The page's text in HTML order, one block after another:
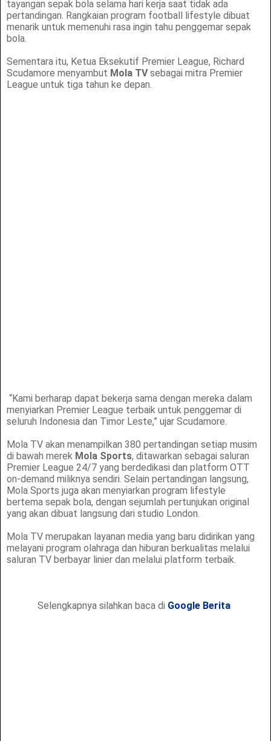
tayangan sepak bola selama hari kerja saat tidak ada
pertandingan. Rangkaian program football lifestyle dibuat
menarik untuk memenuhi rasa ingin tahu penggemar sepak
bola.
Sementara itu, Ketua Eksekutif Premier League, Richard
Scudamore menyambut Mola TVsebagai mitra Premier
League untuk tiga tahun ke depan.
“Kami berharap dapat bekerja sama dengan mereka dalam
menyiarkan Premier League terbaik untuk penggemar di
seluruh Indonesia dan Timor Leste,” ujar Scudamore.
Mola TV akan menampilkan 380 pertandingan setiap musim
di bawah merek Mola Sports, ditawarkan sebagai saluran
Premier League 24/7 yang berdedikasi dan platform OTT
on-demand miliknya sendiri. Selain pertandingan langsung,
Mola Sports juga akan menyiarkan program lifestyle
bertema sepak bola, dengan sejumlah pertunjukan original
yang akan dibuat langsung dari studio London.
Mola TV merupakan layanan media yang baru didirikan yang
melayani program olahraga dan hiburan berkualitas melalui
saluran TV berbayar linier dan melalui platform terbaik.
Selengkapnya silahkan baca di Google Berita